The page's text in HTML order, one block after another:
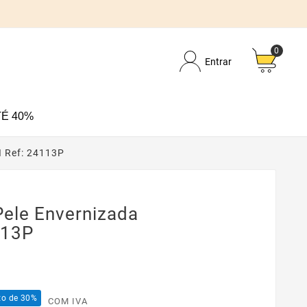
Entrar
0
40%
Ref: 24113P
Envernizada
de 30% COM IVA